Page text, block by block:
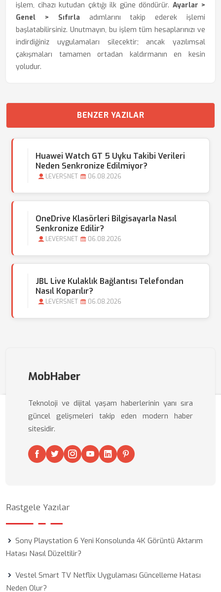
işlem, cihazı kutudan çıktığı ilk güne döndürür. Ayarlar >
Genel > Sıfırla adımlarını takip ederek işlemi
başlatabilirsiniz. Unutmayın, bu işlem tüm hesaplarınızı ve
indirdiğiniz uygulamaları silecektir; ancak yazılımsal
çakışmaları tamamen ortadan kaldırmanın en kesin
yoludur.
BENZER YAZILAR
Huawei Watch GT 5 Uyku Takibi Verileri
Neden Senkronize Edilmiyor?
LEVERSNET 06.08.2026
OneDrive Klasörleri Bilgisayarla Nasıl
Senkronize Edilir?
LEVERSNET 06.08.2026
JBL Live Kulaklık Bağlantısı Telefondan
Nasıl Koparılır?
LEVERSNET 06.08.2026
MobHaber
Teknoloji ve dijital yaşam haberlerinin yanı sıra
güncel gelişmeleri takip eden modern haber
sitesidir.
Rastgele Yazılar
Sony Playstation 6 Yeni Konsolunda 4K Görüntü Aktarım
Hatası Nasıl Düzeltilir?
Vestel Smart TV Netflix Uygulaması Güncelleme Hatası
Neden Olur?